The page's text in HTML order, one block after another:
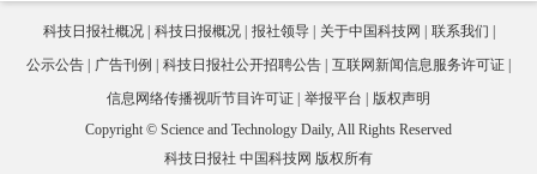
科技日报社概况 科技日报概况 报社领导 关于中国科技网
联系我们
公示公告
广告刊例 科技日报社公开招聘公告
互联网新闻信息服务许可证
信息网络传播视听节目许可证
举报平台
版权声明
Copyright © Science and Technology Daily, All Rights Reserved
科技日报社 中国科技网 版权所有